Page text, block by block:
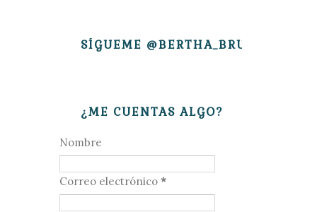
SÍGUEME @BERTHA_BRUJITA
¿ME CUENTAS ALGO?
Nombre
Correo electrónico *